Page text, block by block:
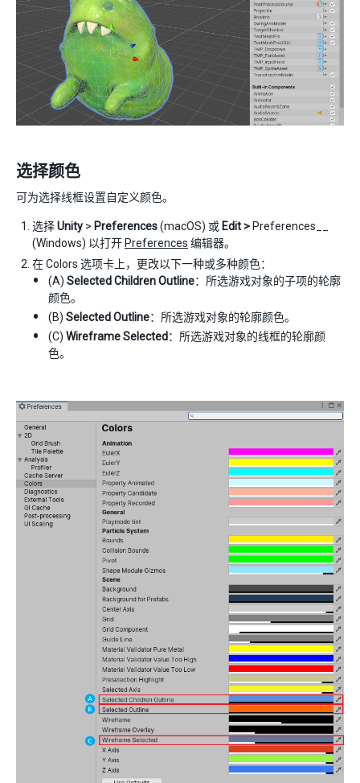
选择颜色
可为选择线框设置自定义颜色。
选择Unity > Preferences(macOS) 或 Edit >Preferences__
(Windows) 以打开Preferences 编辑器。
在 Colors 选项卡上，更改以下一种或多种颜色：
(A) Selected Children Outline：所选游戏对象的子项的轮廓
颜色。
(B) Selected Outline：所选游戏对象的轮廓颜色。
(C) Wireframe Selected：所选游戏对象的线框的轮廓颜
色。